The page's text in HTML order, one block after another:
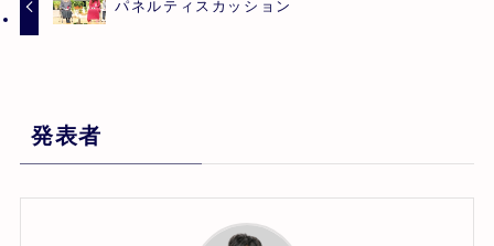
パネルティスカッション
発表者